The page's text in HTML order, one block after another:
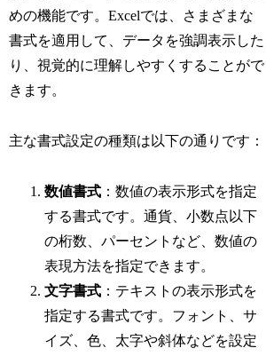
めの機能です。Excelでは、さまざまな
書式を適用して、データを強調表示した
り、視覚的に理解しやすくすることがで
きます。
主な書式設定の種類は以下の通りです：
数値書式 ：数値の表示形式を指定
する書式です。通貨、小数点以下
の桁数、パーセントなど、数値の
表現方法を指定できます。
文字書式 ：テキストの表示形式を
指定する書式です。フォント、サ
イズ、色、太字や斜体などを設定